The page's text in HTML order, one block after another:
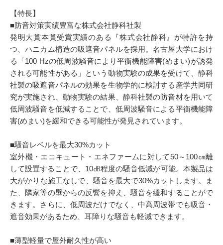
【特長】
■防音対策実績豊富な株式会社静科社製
発明大賞本賞受賞実績のある『株式会社静科』が特許を持
つ、ハニカム構造の吸遮音パネルを採用。名古屋大学におけ
る「100 Hzの低周波騒音により平衡機能障害(めまい)が誘発
される可能性がある」という動物実験の成果を受けて、静科
社製の吸遮音パネルの効果を生物学的に検討する産学共同研
究が実施され、動物実験の結果、静科社製の防音材を用いて
低周波騒音を低減することで、低周波騒音による平衡機能障
害(めまい)を緩和できる可能性が発見されています。
■騒音レベルを最大30%カット
室外機・エコキュート・エネファームに対して50～100㎝離
して設置することで、10㏈程度の騒音低減が可能。本製品は
大がかりな施工なしで、騒音を最大で30%カットします。ま
た、隣家等の壁からの反響を抑え、騒音を緩和することがで
きます。さらに、低周波だけでなく、中高周波帯でも吸音・
遮音効果があるため、耳障りな騒音も軽減できます。
■薄型軽量で屋外耐久性が高い